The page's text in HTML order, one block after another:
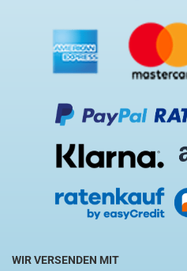
WIR VERSENDEN MIT